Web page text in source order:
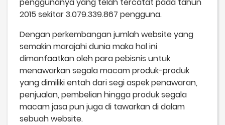
2015 sekitar 3.079.339.867 pengguna.
Dengan perkembangan jumlah website yang
semakin marajahi dunia maka hal ini
dimanfaatkan oleh para pebisnis untuk
menawarkan segala macam produk-produk
yang dimiliki entah dari segi aspek penawaran,
penjualan, pembelian hingga produk segala
macam jasa pun juga di tawarkan di dalam
sebuah website.